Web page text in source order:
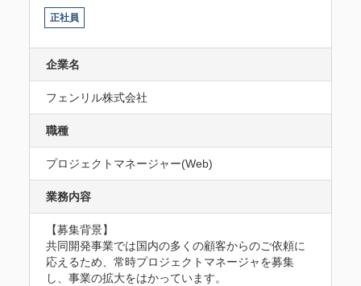
正社員
企業名
フェンリル株式会社
職種
プロジェクトマネージャー(Web)
業務内容
【募集背景】
共同開発事業では国内の多くの顧客からのご依頼に
応えるため、常時プロジェクトマネージャを募集
し、事業の拡大をはかっています。